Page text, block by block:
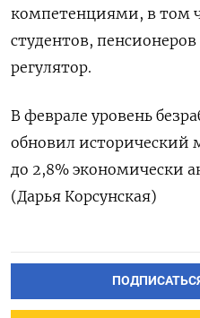
компетенциями, в том
студентов,
регулятор.
В феврале уровень
обновил
до 2,8% экономически
(Дарья Корсунская)